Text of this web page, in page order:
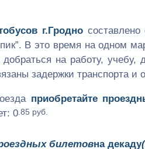
г.Гродносоставлено
В это время на одном
добраться на работу,
задержки транспорта и
приобретайте
0 .85 руб.
билетовна декаду